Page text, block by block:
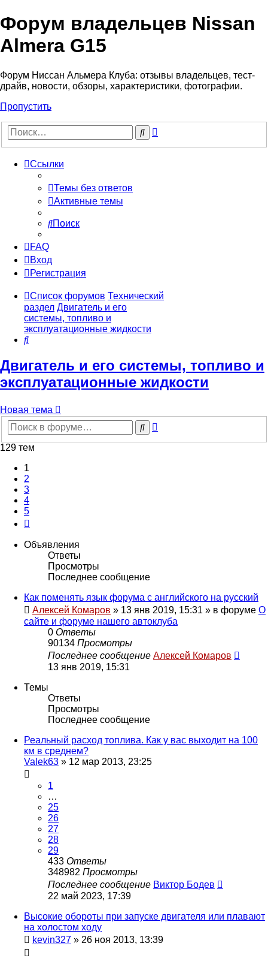
Форум владельцев Nissan
Almera G15
Форум Ниссан Альмера Клуба: отзывы владельцев, тест-
драйв, новости, обзоры, характеристики, фотографии.
Пропустить
Поиск
Ссылки
Темы без ответов
Активные темы
Поиск
FAQ
Вход
Регистрация
Список форумов Технический
раздел Двигатель и его
системы, топливо и
эксплуатационные жидкости
Поиск
Двигатель и его системы, топливо и
эксплуатационные жидкости
Новая тема
Поиск
129 тем
1
2
3
4
5
Объявления
Ответы
Просмотры
Последнее сообщение
Как поменять язык форума с английского на русский
Алексей Комаров » 13 янв 2019, 15:31 » в форуме О
сайте и форуме нашего автоклуба
0 Ответы
90134 Просмотры
Последнее сообщение Алексей Комаров
13 янв 2019, 15:31
Темы
Ответы
Просмотры
Последнее сообщение
Реальный расход топлива. Как у вас выходит на 100
км в среднем?
Valek63 » 12 мар 2013, 23:25
1
…
25
26
27
28
29
433 Ответы
348982 Просмотры
Последнее сообщение Виктор Бодев
22 май 2023, 17:39
Высокие обороты при запуске двигателя или плавают
на холостом ходу
kevin327 » 26 ноя 2013, 13:39